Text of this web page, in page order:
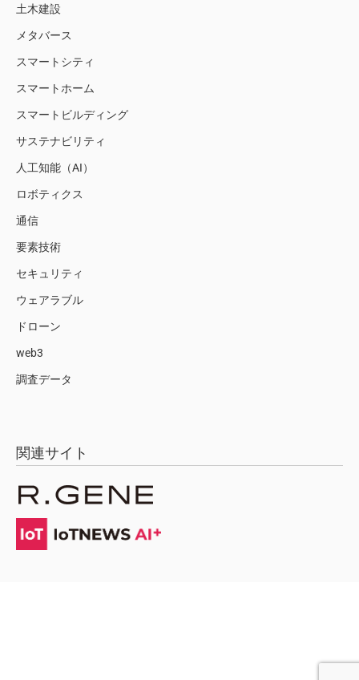
土木建設
メタバース
スマートシティ
スマートホーム
スマートビルディング
サステナビリティ
人工知能（AI）
ロボティクス
通信
要素技術
セキュリティ
ウェアラブル
ドローン
web3
調査データ
関連サイト